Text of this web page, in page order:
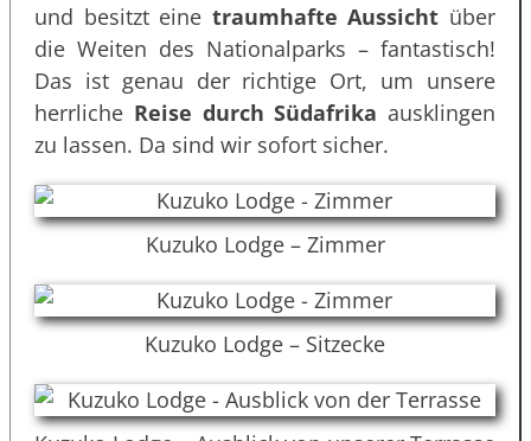
und besitzt eine traumhafte Aussicht über
die Weiten des Nationalparks – fantastisch!
Das ist genau der richtige Ort, um unsere
herrliche Reise durch Südafrika ausklingen
zu lassen. Da sind wir sofort sicher.
Kuzuko Lodge – Zimmer
Kuzuko Lodge – Sitzecke